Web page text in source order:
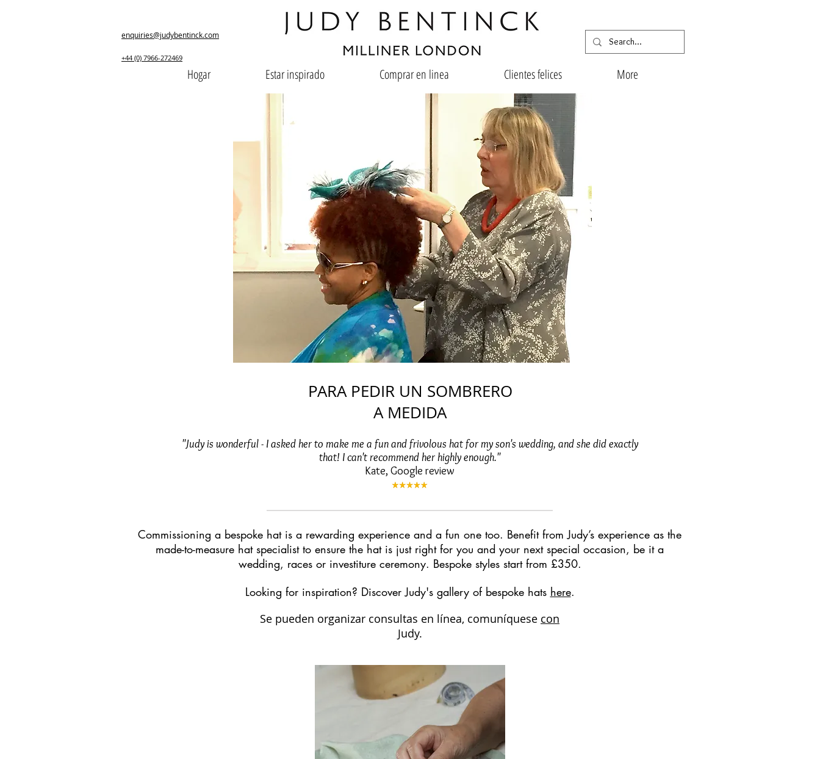
enquiries@judybentinck.com
+44 (0) 7966-272469
Hogar Estar inspirado Comprar en linea Clientes felices More
PARA PEDIR UN SOMBRERO
A MEDIDA
"Judy is wonderful - I asked her to make me a fun and frivolous hat for my son's wedding, and she did exactly
that! I can't recommend her highly enough."
Kate, Google review
Commissioning a bespoke hat is a rewarding experience and a fun one too. Benefit from Judy’s experience as the
made-to-measure hat specialist to ensure the hat is just right for you and your next special occasion, be it a
wedding, races or investiture ceremony. Bespoke styles start from £350.
Looking for inspiration? Discover Judy's gallery of bespoke hats here.
Se pueden organizar consultas en línea, comuníquese con
Judy.